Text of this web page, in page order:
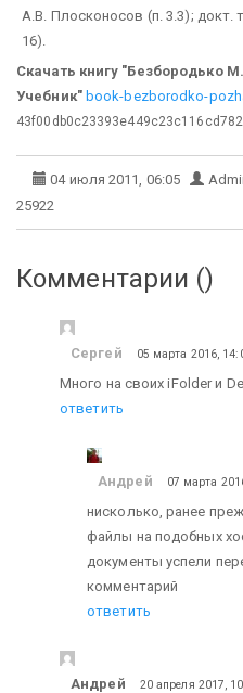
А.В. Плосконосов (п. 3.3); докт.
16).
Скачать книгу "Безбородько
Учебник" book-bezborodko-
04 июля 2011, 06:05
25922
Комментарии ()
Сергей 05 марта 2016,
Много на своих iFolder и
ответить
Андрей 07 марта
нисколько, ранее
файлы на подобных
документы успели
комментарий
ответить
Андрей 20 апреля 2017,